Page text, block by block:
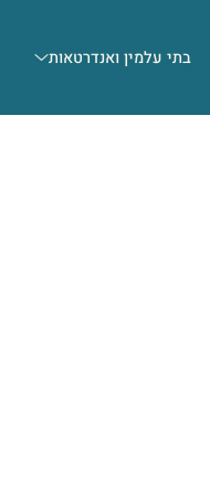
בתי עלמין ואנדרטאות